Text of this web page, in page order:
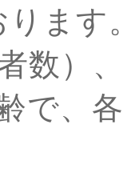
りま
数）
で、